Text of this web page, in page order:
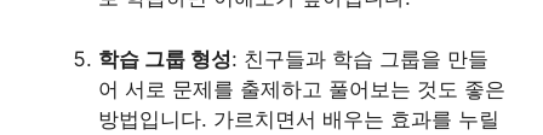
학습 그룹 형성: 친구들과 학습 그룹을 만들
어 서로 문제를 출제하고 풀어보는 것도 좋은
방법입니다. 가르치면서 배우는 효과를 누릴